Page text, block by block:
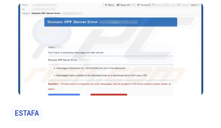
indebidamente para acceso
ESTAFA